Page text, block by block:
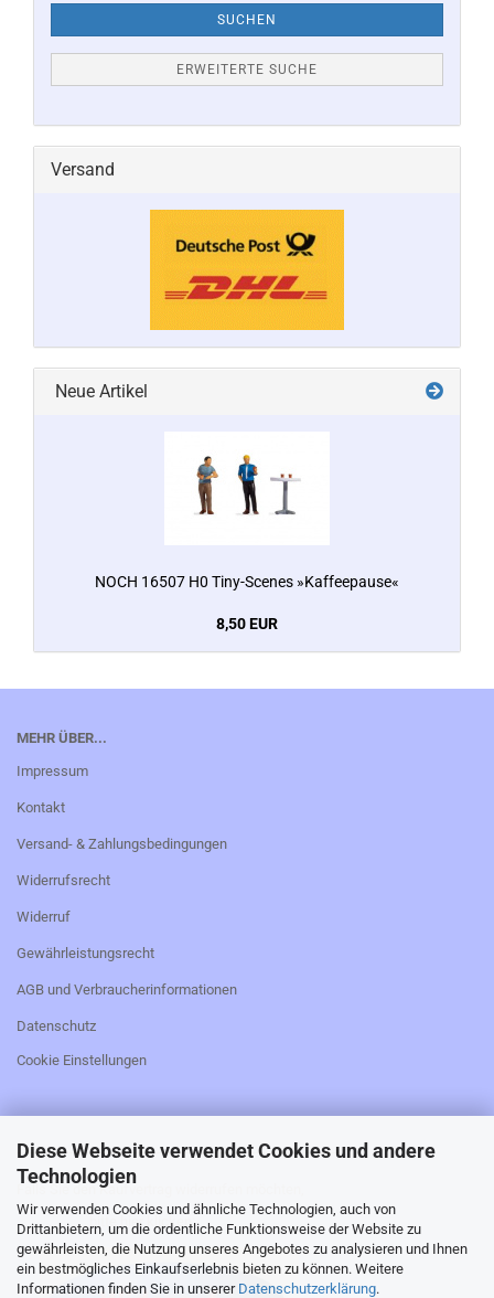
Diese Webseite verwendet Cookies und andere
Technologien
Wir verwenden Cookies und ähnliche Technologien, auch von
Drittanbietern, um die ordentliche Funktionsweise der Website zu
gewährleisten, die Nutzung unseres Angebotes zu analysieren und Ihnen
ein bestmögliches Einkaufserlebnis bieten zu können. Weitere
Informationen finden Sie in unserer Datenschutzerklärung.
SUCHEN
ERWEITERTE SUCHE
Versand
Neue Artikel
NOCH 16507 H0 Tiny-Scenes »Kaffeepause«
8,50 EUR
MEHR ÜBER...
Impressum
Kontakt
Versand- & Zahlungsbedingungen
Widerrufsrecht
Widerruf
Gewährleistungsrecht
AGB und Verbraucherinformationen
Datenschutz
Cookie Einstellungen
_________________________________________________
Falls Sie den Kaufvertrag widerrufen möchten,
bitte hier klicken: